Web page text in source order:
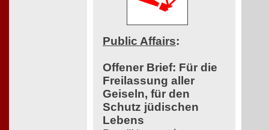
Public Affairs:
Offener Brief: Für die
Freilassung aller
Geiseln, für den
Schutz jüdischen
Lebens